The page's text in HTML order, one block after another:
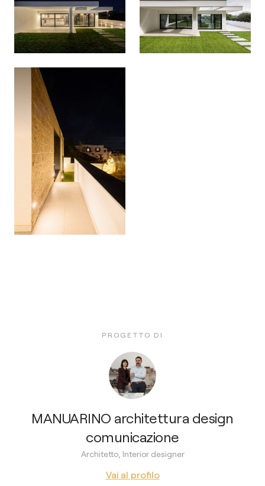
PROGETTO DI
MANUARINO architettura design
comunicazione
Architetto, Interior designer
Vai al profilo